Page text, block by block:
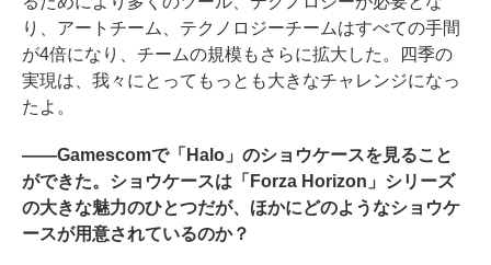
り、アートチーム、テクノロジーチームはすべての手間
が4倍になり、チームの規模もさらに拡大した。四季の
実現は、我々にとってもっとも大きなチャレンジになっ
たよ。
――Gamescomで「Halo」のショウケースを見ること
ができた。ショウケースは「Forza Horizon」シリーズ
の大きな魅力のひとつだが、ほかにどのようなショウケ
ースが用意されているのか？